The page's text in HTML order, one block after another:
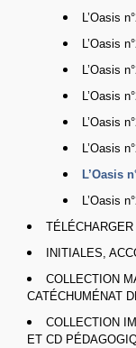
L’Oasis
L’Oasis
L’Oasis
L’Oasis
L’Oasis
L’Oasis
L’Oasis
L’Oasis
INITIALES,
COLLECTION
CATÉCHUMÉNAT
COLLECTION
ET CD